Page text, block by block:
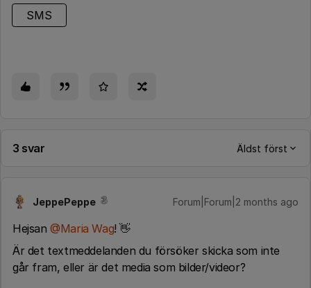
SMS
3 svar Äldst först
JeppePeppe Forum|Forum|2 months ago
Hejsan ​@Maria Wag! 👋
Är det textmeddelanden du försöker skicka som inte
går fram, eller är det media som bilder/videor?